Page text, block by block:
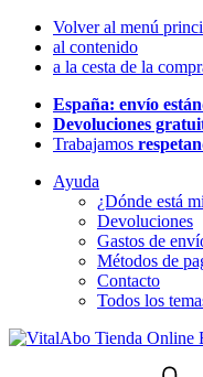
Volver al menú
al contenido
a la cesta de la
España: envío
Devoluciones
Trabajamos
Ayuda
¿Dónde está
Devoluciones
Gastos de
Métodos de
Contacto
Todos los